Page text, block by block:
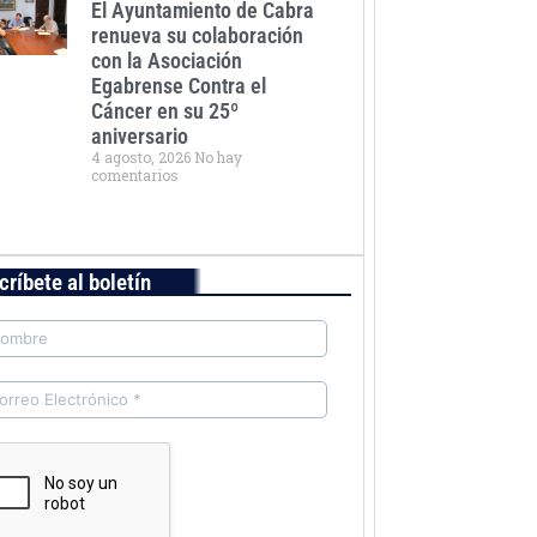
El Ayuntamiento de Cabra
renueva su colaboración
con la Asociación
Egabrense Contra el
Cáncer en su 25º
aniversario
4 agosto, 2026 No hay
comentarios
al boletín